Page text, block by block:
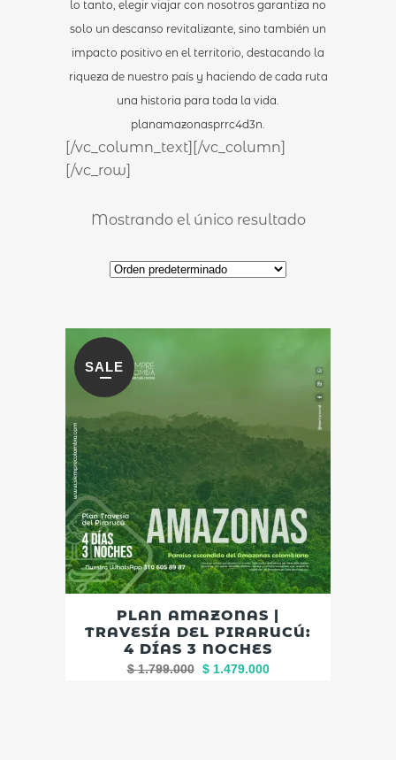
lo tanto, elegir viajar con nosotros garantiza no
solo un descanso revitalizante, sino también un
impacto positivo en el territorio, destacando la
riqueza de nuestro país y haciendo de cada ruta
una historia para toda la vida.
planamazonasprrc4d3n.
[/vc_column_text][/vc_column]
[/vc_row]
Mostrando el único resultado
SALE
PLAN AMAZONAS |
TRAVESÍA DEL PIRARUCÚ:
4 DÍAS 3 NOCHES
$1.799.000 $1.479.000